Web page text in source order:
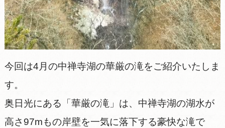
今回は4月の中禅寺湖の華厳の滝をご紹介いたしま
す。
奥日光にある「華厳の滝」は、中禅寺湖の湖水が
高さ97mもの岸壁を一気に落下する豪快な滝で